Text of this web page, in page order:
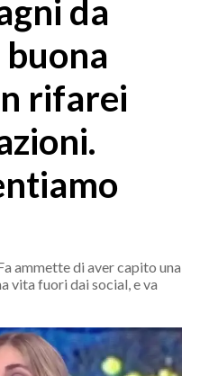
da
buona
rifarei
ammette di aver capito una
vita fuori dai social, e va